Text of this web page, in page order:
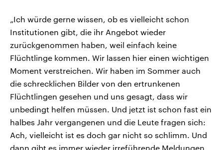
„Ich würde gerne wissen, ob es vielleicht schon
Institutionen gibt, die ihr Angebot wieder
zurückgenommen haben, weil einfach keine
Flüchtlinge kommen. Wir lassen hier einen wichtigen
Moment verstreichen. Wir haben im Sommer auch
die schrecklichen Bilder von den ertrunkenen
Flüchtlingen gesehen und uns gesagt, dass wir
unbedingt helfen müssen. Und jetzt ist schon fast ein
halbes Jahr vergangenen und die Leute fragen sich:
Ach, vielleicht ist es doch gar nicht so schlimm. Und
dann gibt es immer wieder irreführende Meldungen,